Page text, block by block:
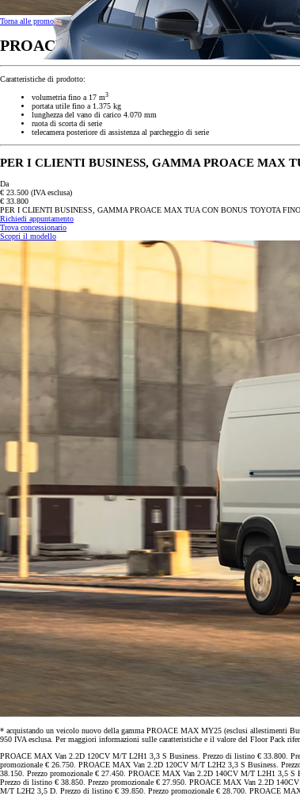
Anche con finanziamento Toyota Easy Next da € 199 al mese
TAN 7,25 % TAEG 8,49 %
47 rate con anticipo € 9.760,00
rata finale € 16.643
PLUG-IN HYBRID
Anche con finanziamento Toyota Easy Next da € 239 al mese
TAN 7,25 % TAEG 8,38 %
47 rate con anticipo € 15.870,00
rata finale € 18.269
Torna alle promozioni
PROACE Max - Toyota Professional
Caratteristiche di prodotto:
volumetria fino a 17 m3
portata utile fino a 1.375 kg
lunghezza del vano di carico 4.070 mm
ruota di scorta di serie
telecamera posteriore di assistenza al parcheggio di serie
PER I CLIENTI BUSINESS, GAMMA PROACE MAX
Da
€ 23.500 (IVA esclusa)
€ 33.800
PER I CLIENTI BUSINESS, GAMMA PROACE MAX TUA CON BONUS TOYOTA FINO
Richiedi appuntamento
Trova concessionario
Scopri il modello
* acquistando un veicolo nuovo della gamma PROACE MAX MY25 (esclusi allestimenti
950 IVA esclusa. Per maggiori informazioni sulle caratteristiche e il valore del Floor Pack
PROACE MAX Van 2.2D 120CV M/T L2H1 3,3 S Business. Prezzo di listino € 33.800.
promozionale € 26.750. PROACE MAX Van 2.2D 120CV M/T L2H2 3,3 S Business.
38.150. Prezzo promozionale € 27.450. PROACE MAX Van 2.2D 140CV M/T L2H1 3,5
Prezzo di listino € 38.850. Prezzo promozionale € 27.950. PROACE MAX Van 2.2D
M/T L2H2 3,5 D. Prezzo di listino € 39.850. Prezzo promozionale € 28.700. PROACE